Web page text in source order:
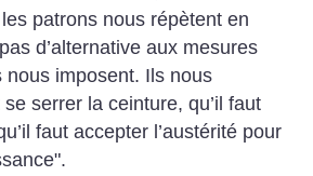
patrons nous répètent en
d’alternative aux mesures
nous imposent. Ils nous
se serrer la ceinture, qu’il faut
faut accepter l’austérité pour